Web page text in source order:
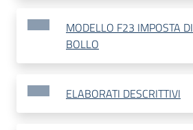
MODELLO F23 IMPOSTA DI
BOLLO
ELABORATI DESCRITTIVI